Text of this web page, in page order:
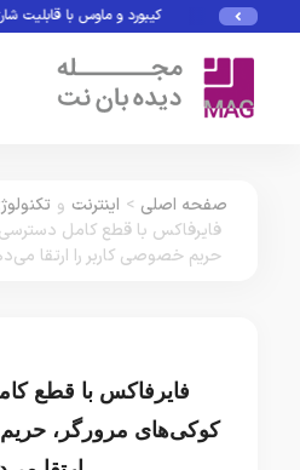
کیبورد و ماوس با قابلیت
صفحه اصلی > اینترنت و
فایرفاکس با قطع کامل دسترسی
حریم خصوصی کاربر را ارتقا
فایرفاکس با قطع
کوکی‌های مرورگر،